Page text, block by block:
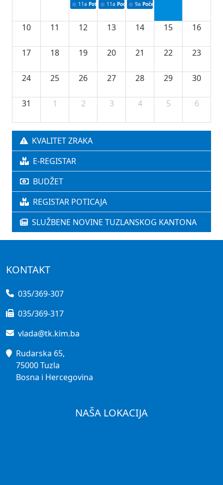
11a Potpisivanje ugovora o stipendijama za
11a Podrška razvoju vodne infrastrukture u
9a Početak izgradnje nove
10 11 12 13 14 15 16
17 18 19 20 21 22 23
24 25 26 27 28 29 30
31 1 2 3 4 5 6
KVALITET ZRAKA
E-REGISTAR
BUDŽET
REGISTAR POTICAJA
SLUŽBENE NOVINE TUZLANSKOG KANTONA
KONTAKT
035/369-307
035/369-317
vlada@tk.kim.ba
Rudarska 65,
75000 Tuzla
Bosna i Hercegovina
NAŠA LOKACIJA